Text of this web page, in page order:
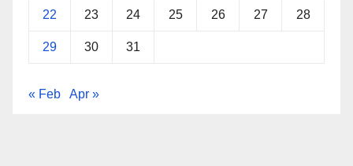
22 23 24 25 26 27 28
29 30 31
« Feb Apr »